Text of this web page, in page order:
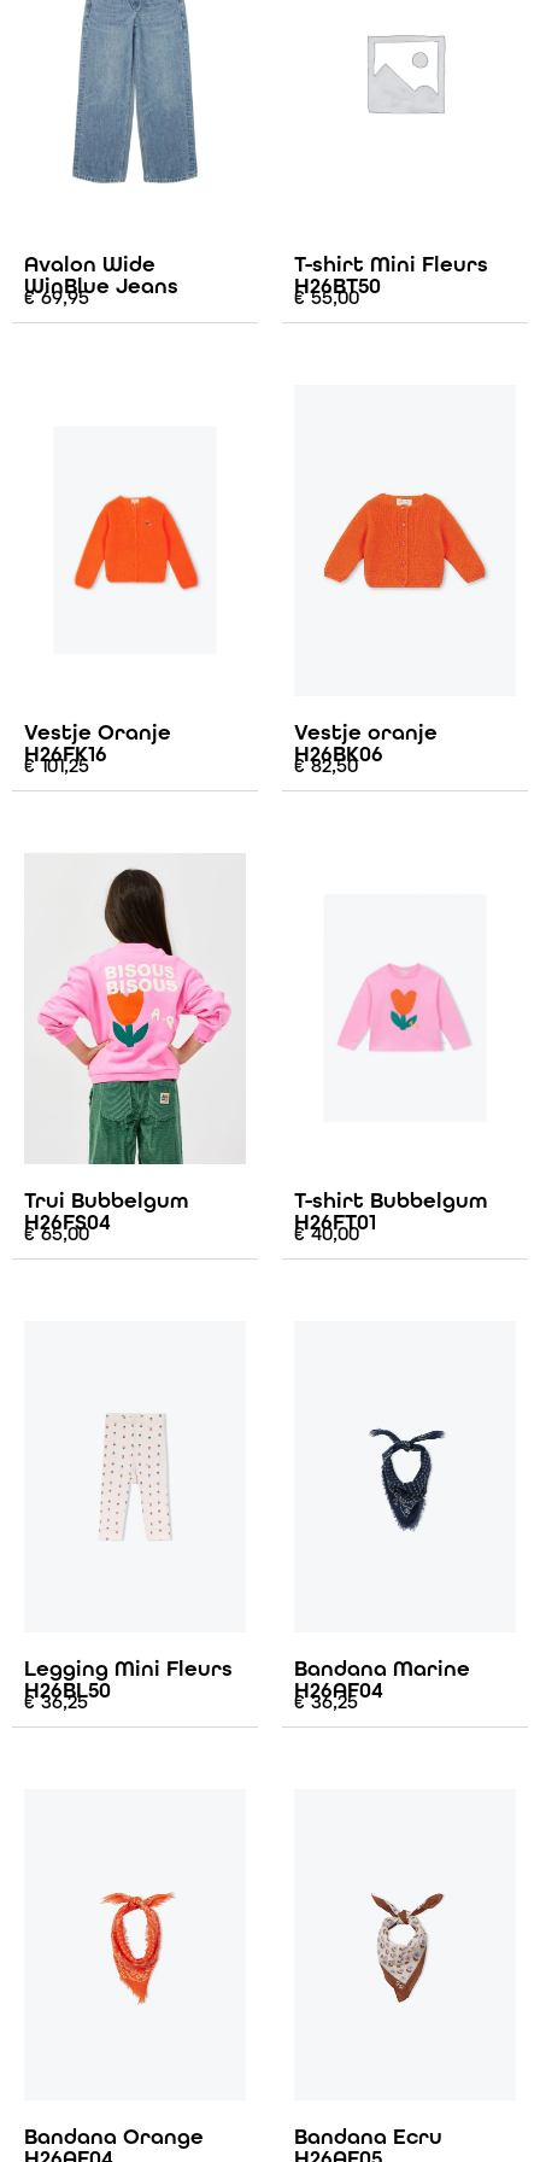
Avalon Wide
WinBlue Jeans
€69,95
T-shirt Mini Fleurs
H26BT50
€55,00
Vestje Oranje
H26FK16
€101,25
Vestje oranje
H26BK06
€82,50
Trui Bubbelgum
H26FS04
€65,00
T-shirt Bubbelgum
H26FT01
€40,00
Legging Mini Fleurs
H26BL50
€36,25
Bandana Marine
H26AF04
€36,25
Bandana Orange
Bandana Ecru